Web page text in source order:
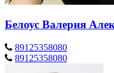
Белоус Валерия
89125358080
89125358080